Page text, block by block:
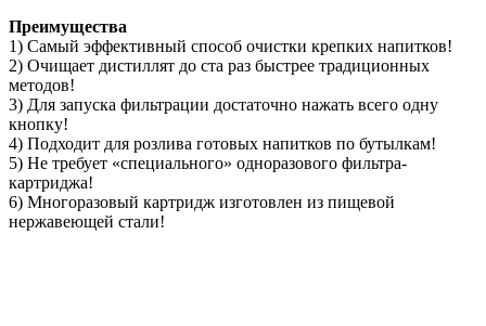
Преимущества
1) Самый эффективный способ очистки крепких напитков!
2) Очищает дистиллят до ста раз быстрее традиционных
методов!
3) Для запуска фильтрации достаточно нажать всего одну
кнопку!
4) Подходит для розлива готовых напитков по бутылкам!
5) Не требует «специального» одноразового фильтра-
картриджа!
6) Многоразовый картридж изготовлен из пищевой
нержавеющей стали!